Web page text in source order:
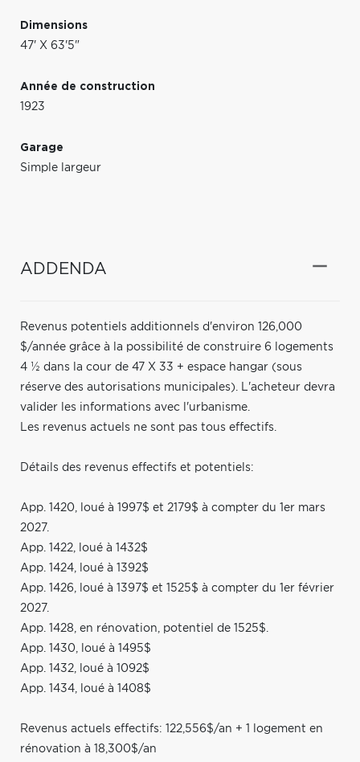
Dimensions
47' X 63'5"
Année de construction
1923
Garage
Simple largeur
ADDENDA
Revenus potentiels additionnels d'environ 126,000
$/année grâce à la possibilité de construire 6 logements
4 ½ dans la cour de 47 X 33 + espace hangar (sous
réserve des autorisations municipales). L'acheteur devra
valider les informations avec l'urbanisme.
Les revenus actuels ne sont pas tous effectifs.
Détails des revenus effectifs et potentiels:
App. 1420, loué à 1997$ et 2179$ à compter du 1er mars
2027.
App. 1422, loué à 1432$
App. 1424, loué à 1392$
App. 1426, loué à 1397$ et 1525$ à compter du 1er février
2027.
App. 1428, en rénovation, potentiel de 1525$.
App. 1430, loué à 1495$
App. 1432, loué à 1092$
App. 1434, loué à 1408$
Revenus actuels effectifs: 122,556$/an + 1 logement en
rénovation à 18,300$/an